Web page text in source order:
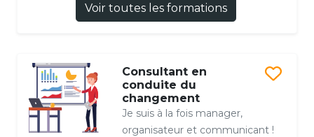
Voir toutes les formations
Consultant en
conduite du
changement
Je suis à la fois manager,
organisateur et communicant !